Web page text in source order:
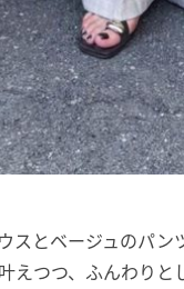
スとベージュのパ
えつつ、ふんわり